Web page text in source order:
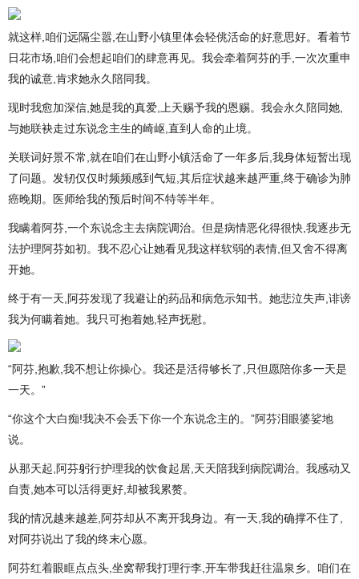
就这样,咱们远隔尘嚣,在山野小镇里体会轻佻活命的好意思好。看着节
日花市场,咱们会想起咱们的肆意再见。我会牵着阿芬的手,一次次重申
我的诚意,肯求她永久陪同我。
现时我愈加深信,她是我的真爱,上天赐予我的恩赐。我会永久陪同她,
与她联袂走过东说念主生的崎岖,直到人命的止境。
关联词好景不常,就在咱们在山野小镇活命了一年多后,我身体短暂出现
了问题。发轫仅仅时频频感到气短,其后症状越来越严重,终于确诊为肺
癌晚期。医师给我的预后时间不特等半年。
我瞒着阿芬,一个东说念主去病院调治。但是病情恶化得很快,我逐步无
法护理阿芬如初。我不忍心让她看见我这样软弱的表情,但又舍不得离
开她。
终于有一天,阿芬发现了我避让的药品和病危示知书。她悲泣失声,诽谤
我为何瞒着她。我只可抱着她,轻声抚慰。
“阿芬,抱歉,我不想让你操心。我还是活得够长了,只但愿陪你多一天是
一天。”
“你这个大白痴!我决不会丢下你一个东说念主的。”阿芬泪眼婆娑地
说。
从那天起,阿芬躬行护理我的饮食起居,天天陪我到病院调治。我感动又
自责,她本可以活得更好,却被我累赘。
我的情况越来越差,阿芬却从不离开我身边。有一天,我的确撑不住了,
对阿芬说出了我的终末心愿。
阿芬红着眼眶点点头,坐窝帮我打理行李,开车带我赶往温泉乡。咱们在